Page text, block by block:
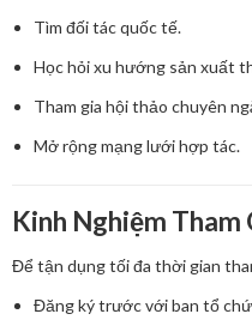
Tìm đối tác quốc tế.
Học hỏi xu hướng sản xuất
Tham gia hội thảo chuyên
Mở rộng mạng lưới hợp tác.
Kinh Nghiệm Tham
Để tận dụng tối đa thời gian
Đăng ký trước với ban tổ